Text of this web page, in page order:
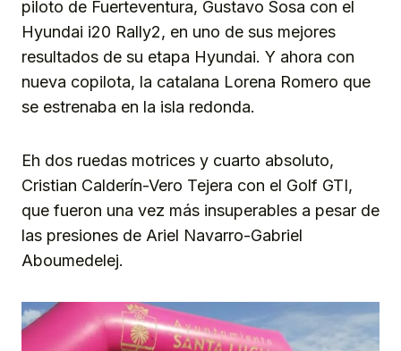
piloto de Fuerteventura, Gustavo Sosa con el
Hyundai i20 Rally2, en uno de sus mejores
resultados de su etapa Hyundai. Y ahora con
nueva copilota, la catalana Lorena Romero que
se estrenaba en la isla redonda.
Eh dos ruedas motrices y cuarto absoluto,
Cristian Calderín-Vero Tejera con el Golf GTI,
que fueron una vez más insuperables a pesar de
las presiones de Ariel Navarro-Gabriel
Aboumedelej.